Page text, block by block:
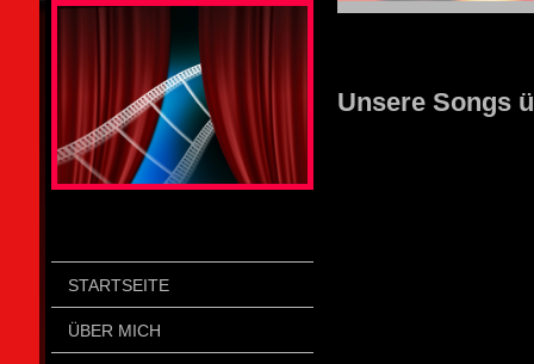
STARTSEITE
ÜBER MICH
Unsere Songs